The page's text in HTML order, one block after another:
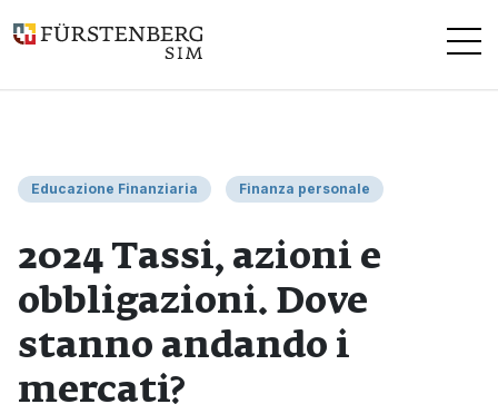
Educazione Finanziaria Finanza personale
2024 Tassi, azioni e
obbligazioni. Dove
stanno andando i
mercati?